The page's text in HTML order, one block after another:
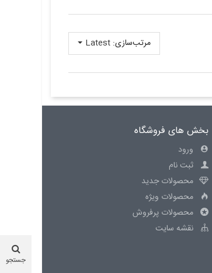
مرتب‌سازی: Latest
بخش های فروشگاه
ورود
ثبت نام
محصولات جدید
محصولات ویژه
محصولات پرفروش
نقشه سایت
جستجو